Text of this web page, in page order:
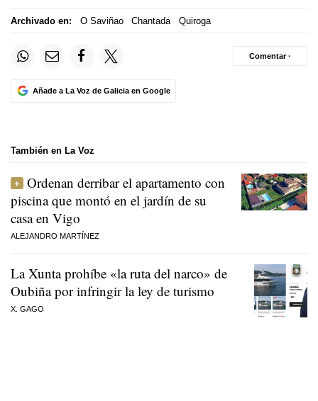
Archivado en: O Saviñao Chantada Quiroga
Añade a La Voz de Galicia en Google
Comentar ·
También en La Voz
Ordenan derribar el apartamento con
piscina que montó en el jardín de su
casa en Vigo
ALEJANDRO MARTÍNEZ
La Xunta prohíbe «la ruta del narco» de
Oubiña por infringir la ley de turismo
X. GAGO